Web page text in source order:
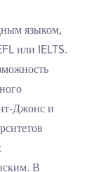
языком,
или IELTS.
Джонс и
В